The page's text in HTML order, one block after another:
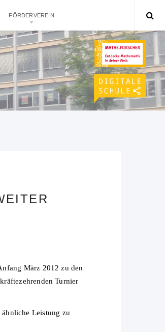
FÖRDERVEREIN
März 2012 zu den
Turnier
Leistung zu